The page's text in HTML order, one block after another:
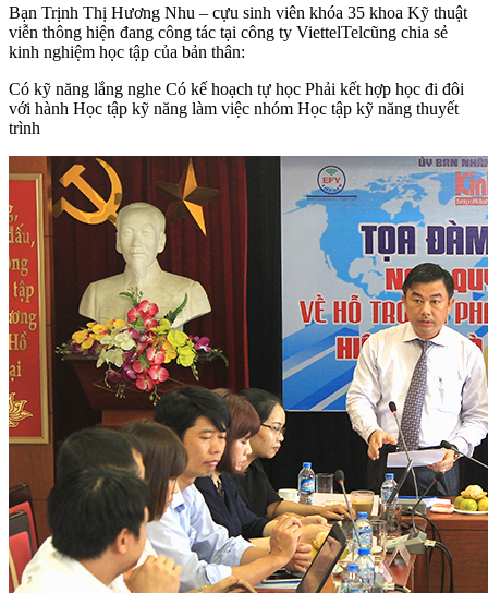
Bạn Trịnh Thị Hương Nhu – cựu sinh viên khóa 35 khoa Kỹ thuật
viễn thông hiện đang công tác tại công ty ViettelTelcũng chia sẻ
kinh nghiệm học tập của bản thân:
Có kỹ năng lắng nghe Có kế hoạch tự học Phải kết hợp học đi đôi
với hành Học tập kỹ năng làm việc nhóm Học tập kỹ năng thuyết
trình